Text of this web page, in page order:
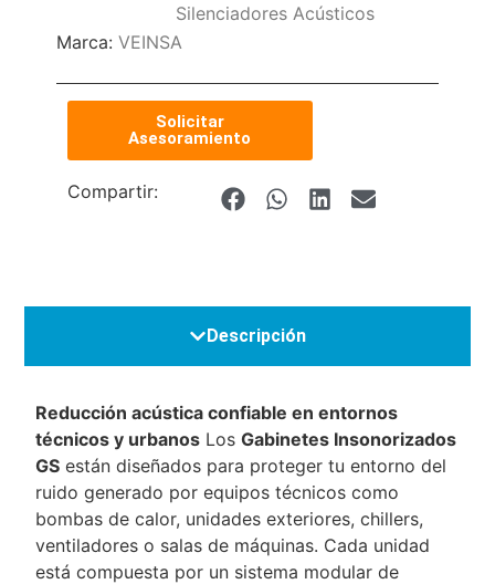
Silenciadores Acústicos
Marca:VEINSA
Solicitar
Asesoramiento
Compartir:
Descripción
Reducción acústica confiable en entornos
técnicos y urbanos LosGabinetes Insonorizados
GS están diseñados para proteger tu entorno del
ruido generado por equipos técnicos como
bombas de calor, unidades exteriores, chillers,
ventiladores o salas de máquinas. Cada unidad
está compuesta por un sistema modular de